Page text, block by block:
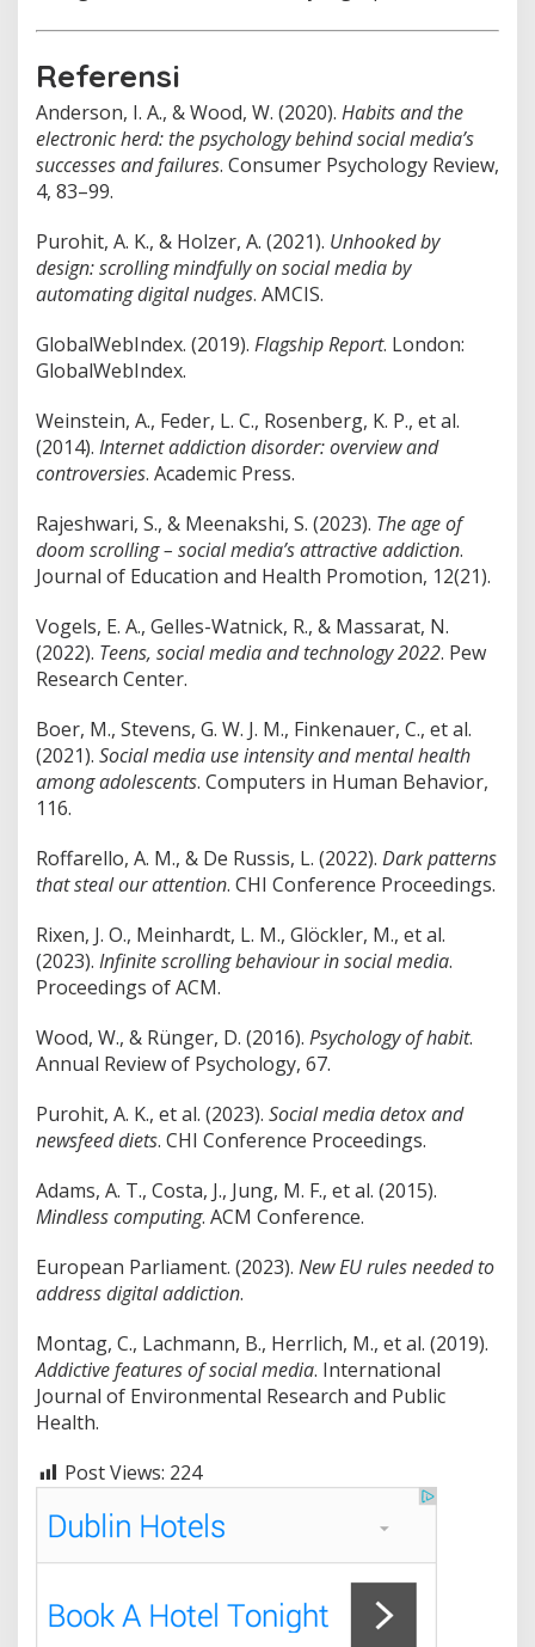
Referensi
Anderson, I. A., & Wood, W. (2020). Habits and the
electronic herd: the psychology behind social media’s
successes and failures. Consumer Psychology Review,
4, 83–99.
Purohit, A. K., & Holzer, A. (2021). Unhooked by
design: scrolling mindfully on social media by
automating digital nudges. AMCIS.
GlobalWebIndex. (2019). Flagship Report. London:
GlobalWebIndex.
Weinstein, A., Feder, L. C., Rosenberg, K. P., et al.
(2014). Internet addiction disorder: overview and
controversies. Academic Press.
Rajeshwari, S., & Meenakshi, S. (2023). The age of
doom scrolling – social media’s attractive addiction.
Journal of Education and Health Promotion, 12(21).
Vogels, E. A., Gelles-Watnick, R., & Massarat, N.
(2022). Teens, social media and technology 2022. Pew
Research Center.
Boer, M., Stevens, G. W. J. M., Finkenauer, C., et al.
(2021). Social media use intensity and mental health
among adolescents. Computers in Human Behavior,
116.
Roffarello, A. M., & De Russis, L. (2022). Dark patterns
that steal our attention. CHI Conference Proceedings.
Rixen, J. O., Meinhardt, L. M., Glöckler, M., et al.
(2023). Infinite scrolling behaviour in social media.
Proceedings of ACM.
Wood, W., & Rünger, D. (2016). Psychology of habit.
Annual Review of Psychology, 67.
Purohit, A. K., et al. (2023). Social media detox and
newsfeed diets. CHI Conference Proceedings.
Adams, A. T., Costa, J., Jung, M. F., et al. (2015).
Mindless computing. ACM Conference.
European Parliament. (2023). New EU rules needed to
address digital addiction.
Montag, C., Lachmann, B., Herrlich, M., et al. (2019).
Addictive features of social media. International
Journal of Environmental Research and Public
Health.
Post Views: 224